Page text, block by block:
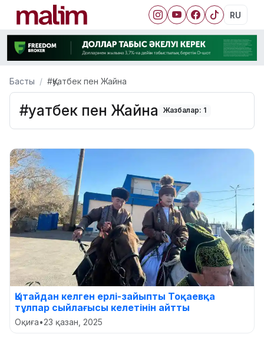
RU
Басты #Қуатбек пен Жайна
#Қуатбек пен Жайна Жазбалар: 1
Қытайдан келген ерлі-зайыпты Тоқаевқа
тұлпар сыйлағысы келетінін айтты
Оқиға•23 қазан, 2025